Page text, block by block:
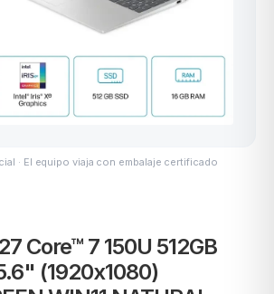
· El equipo viaja con embalaje certificado
Core™ 7 150U 512GB
(1920x1080)